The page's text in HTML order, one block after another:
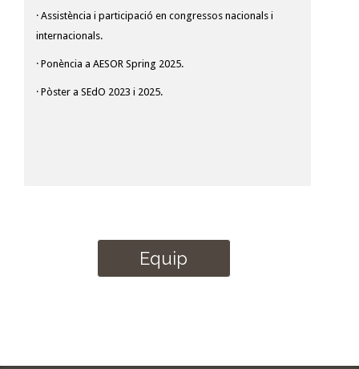
· Assistència i participació en congressos nacionals i
internacionals.
· Ponència a AESOR Spring 2025.
· Pòster a SEdO 2023 i 2025.
Equip